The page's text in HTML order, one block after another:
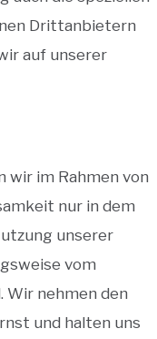
Drittanbietern
auf unserer
wir im Rahmen von
nur in dem
unserer
vom
Wir nehmen den
und halten uns